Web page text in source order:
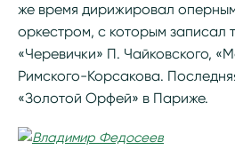
же время дирижировал
оркестром, с которым записал
«Черевички» П. Чайковского,
Римского-Корсакова.
«Золотой Орфей» в Париже.